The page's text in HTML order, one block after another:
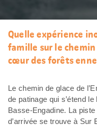
Quelle expérience
famille sur le chemin
cœur des forêts
Le chemin de glace de
de patinage qui s’étend
Basse-Engadine. La
d’arrivée se trouve à Sur